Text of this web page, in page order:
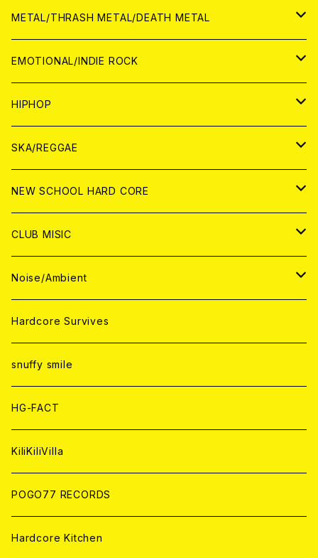
ANALOG
CD
ANALOG
CD
ANALOG
WORLD
CD
ANALOG
JAPAN
CD
ANALOG
WORLD
CD
ANALOG
METAL/THRASH METAL/DEATH METAL
JAPAN
CD
ANALOG
WORLD
ANALOG
CD
EMOTIONAL/INDIE ROCK
JAPAN
CD
ANALOG
WORLD
CD
ANALOG
HIPHOP
JAPAN
CD
ANALOG
WORLD
CD
ANALOG
SKA/REGGAE
JAPAN
CD
ANALOG
WORLD
CD
ANALOG
NEW SCHOOL HARD CORE
JAPAN
CD
ANALOG
WORLD
CD
ANALOG
CLUB MISIC
JAPAN
CD
ANALOG
WORLD
CD
ANALOG
Noise/Ambient
JAPAN
CD
ANALOG
WORLD
CD
ANALOG
Hardcore Survives
snuffy smile
HG-FACT
KiliKiliVilla
POGO77 RECORDS
Hardcore Kitchen